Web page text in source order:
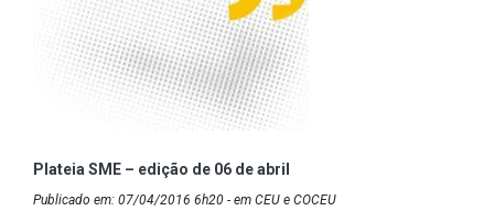
Plateia SME – edição de 06 de abril
Publicado em: 07/04/2016 6h20 - em CEU e COCEU